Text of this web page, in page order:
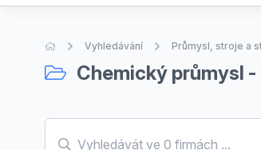
Úvodní stránka
Vyhledávání Průmysl, stroje a
Chemický průmysl